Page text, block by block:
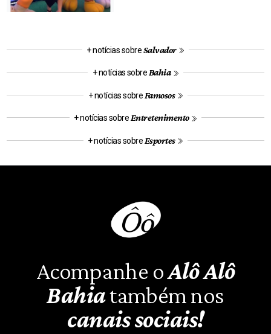
+ notícias sobreSalvador
+ notícias sobreBahia
+ notícias sobre Famosos
+ notícias sobreEntretenimento
+ notícias sobre Esportes
Acompanhe oAlô Alô
Bahiatambém nos
canais sociais!